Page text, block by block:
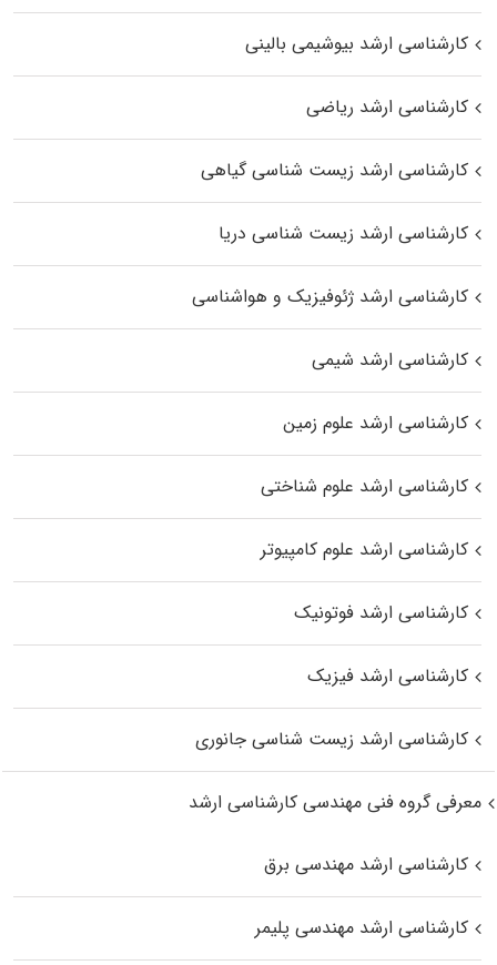
کارشناسی ارشد بیوشیمی بالینی
کارشناسی ارشد ریاضی
کارشناسی ارشد زیست‌ شناسی گیاهی
کارشناسی ارشد زیست‌ شناسی دریا
کارشناسی ارشد ژئوفیزیک و هواشناسی
کارشناسی ارشد شیمی
کارشناسی ارشد علوم زمین
کارشناسی ارشد علوم شناختی
کارشناسی ارشد علوم کامپیوتر
کارشناسی ارشد فوتونیک
کارشناسی ارشد فیزیک
کارشناسی ارشد زیست‌ شناسی جانوری
معرفی گروه فنی مهندسی کارشناسی ارشد
کارشناسی ارشد مهندسی برق
کارشناسی ارشد مهندسی پلیمر